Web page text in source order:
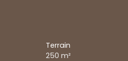
Terrain
250 m²